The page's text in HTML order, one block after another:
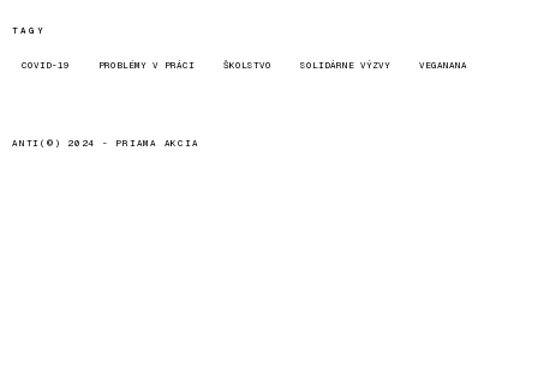
TAGY
COVID-19 PROBLÉMY V PRÁCI ŠKOLSTVO SOLIDÁRNE VÝZVY VEGANANA
ANTI(©) 2024 - PRIAMA AKCIA